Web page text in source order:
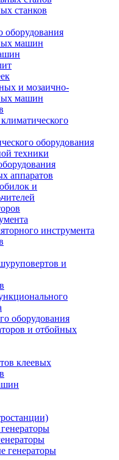
станков
оборудования
машин
и мозаично-
машин
оборудования
техники
аппаратов
и
инструмента
и
оборудования
и отбойных
клеевых
генераторы